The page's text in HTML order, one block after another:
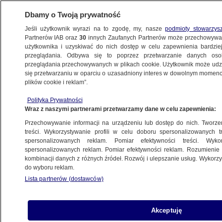
POLSKA
do Poznania". Wkrótce Impact'26
Oprac.Aleksandra Sapeta
10.05.2026, 16:01
Posłuchaj artykułu
Czyta lektor AI
Dbamy o Twoją prywatność
Jeśli użytkownik wyrazi na to zgodę, my, naszepodmioty
Partnerów IAB oraz30 innych Zaufanych Partnerów może
użytkownika i uzyskiwać do nich dostęp w celu zapewnienia
przeglądania. Odbywa się to poprzez przetwarzanie danych
przeglądania przechowywanych w plikach cookie. Użytkownik może
się przetwarzaniu w oparciu o uzasadniony interes w dowolnym
plików cookie i reklam”.
Polityka Prywatności
Wraz z naszymi partnerami przetwarzamy dane w celu zapewnienia:
Przechowywanie informacji na urządzeniu lub dostęp do nich.
treści. Wykorzystywanie profili w celu doboru spersonalizowanych
spersonalizowanych reklam. Pomiar efektywności treści.
spersonalizowanych reklam. Pomiar efektywności reklam.
kombinacji danych z różnych źródeł. Rozwój i ulepszanie usług.
do wyboru reklam.
Lista partnerów (dostawców)
Akceptuję